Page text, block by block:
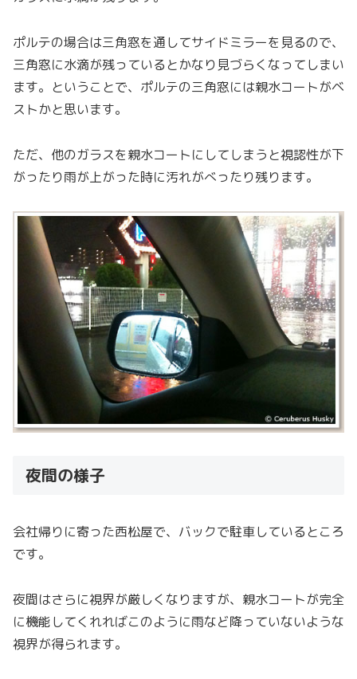
ポルテの場合は三角窓を通してサイドミラーを見るので、
三角窓に水滴が残っているとかなり見づらくなってしまい
ます。ということで、ポルテの三角窓には親水コートがベ
ストかと思います。
ただ、他のガラスを親水コートにしてしまうと視認性が下
がったり雨が上がった時に汚れがべったり残ります。
夜間の様子
会社帰りに寄った西松屋で、バックで駐車しているところ
です。
夜間はさらに視界が厳しくなりますが、親水コートが完全
に機能してくれればこのように雨など降っていないような
視界が得られます。